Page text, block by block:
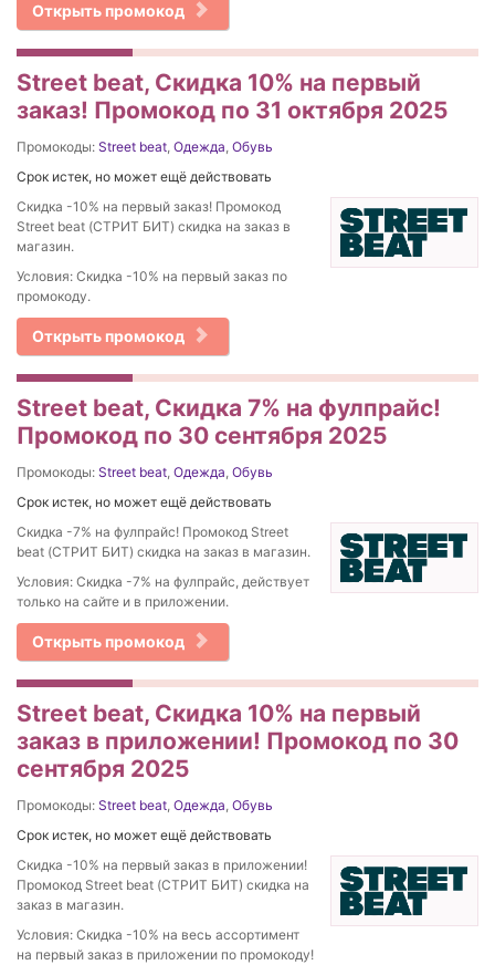
Открыть промокод
Street beat, Скидка 10% на первый
заказ! Промокод по 31 октября 2025
Промокоды: Street beat, Одежда, Обувь
Срок истек, но может ещё действовать
Скидка -10% на первый заказ! Промокод
Street beat (СТРИТ БИТ) скидка на заказ в
магазин.
Условия: Скидка -10% на первый заказ по
промокоду.
Открыть промокод
Street beat, Cкидка 7% на фулпрайс!
Промокод по 30 сентября 2025
Промокоды: Street beat, Одежда, Обувь
Срок истек, но может ещё действовать
Cкидка -7% на фулпрайс! Промокод Street
beat (СТРИТ БИТ) скидка на заказ в магазин.
Условия: Cкидка -7% на фулпрайс, действует
только на сайте и в приложении.
Открыть промокод
Street beat, Скидка 10% на первый
заказ в приложении! Промокод по 30
сентября 2025
Промокоды: Street beat, Одежда, Обувь
Срок истек, но может ещё действовать
Скидка -10% на первый заказ в приложении!
Промокод Street beat (СТРИТ БИТ) скидка на
заказ в магазин.
Условия: Скидка -10% на весь ассортимент
на первый заказ в приложении по промокоду!